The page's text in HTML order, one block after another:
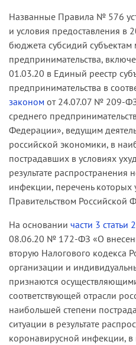
Названные Правила № 576
и условия предоставления в
бюджета субсидий субъектам
предпринимательства,
01.03.20 в Единый реестр
предпринимательства в
законом от 24.07.07 № 209-
среднего
Федерации», ведущим
российской экономики, в
пострадавших в условиях
результате
инфекции, перечень которых
Правительством Российской
На основании части 3 статьи 2
08.06.20 № 172-ФЗ «О
вторую Налогового кодекса
организации и
признаются
соответствующей отрасли
наибольшей степени
ситуации в результате
коронавирусной инфекции,